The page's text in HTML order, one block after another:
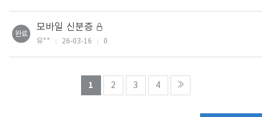
완료
모바일 신분증
유** 26-03-16 0
열린1 페이지
2 페이지
3 페이지
4페이지